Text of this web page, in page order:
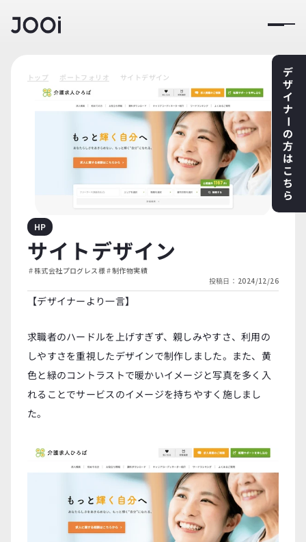
トップ ポートフォリオ サイトデザイン
HP
サイトデザイン
#株式会社プログレス様#制作物実績
投稿日： 2024/12/26
【デザイナーより一言】
求職者のハードルを上げすぎず、親しみやすさ、利用の
しやすさを重視したデザインで制作しました。また、黄
色と緑のコントラストで暖かいイメージと写真を多く入
れることでサービスのイメージを持ちやすく施しまし
た。
デ
ザ
イ
ナ
の
方
は
こ
ち
ら